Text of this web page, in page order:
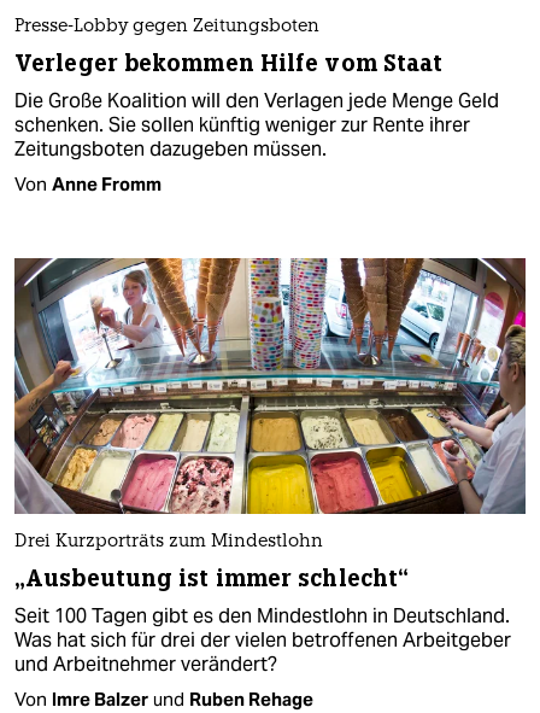
Presse-Lobby gegen Zeitungsboten
Verleger bekommen Hilfe vom Staat
Die Große Koalition will den Verlagen jede Menge Geld
schenken. Sie sollen künftig weniger zur Rente ihrer
Zeitungsboten dazugeben müssen.
Von Anne Fromm
Drei Kurzporträts zum Mindestlohn
„Ausbeutung ist immer schlecht“
Seit 100 Tagen gibt es den Mindestlohn in Deutschland.
Was hat sich für drei der vielen betroffenen Arbeitgeber
und Arbeitnehmer verändert?
Von Imre Balzer und Ruben Rehage